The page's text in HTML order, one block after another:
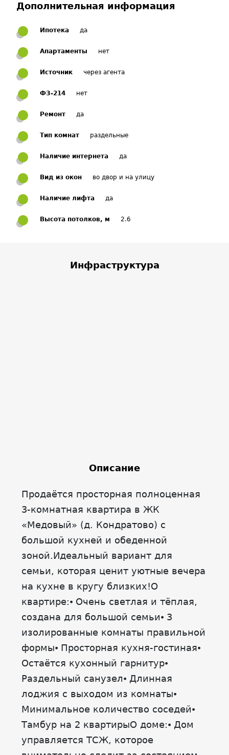
Дополнительная информация
Ипотека да
Апартаменты нет
Источник через агента
ФЗ-214 нет
Ремонт да
Тип комнат раздельные
Наличие интернета да
Вид из окон во двор и на улицу
Наличие лифта да
Высота потолков, м 2.6
Инфраструктура
Описание
Продаётся просторная полноценная
3-комнатная квартира в ЖК
«Медовый» (д. Кондратово) с
большой кухней и обеденной
зоной.Идеальный вариант для
семьи, которая ценит уютные вечера
на кухне в кругу близких!О
квартире:⦁ Очень светлая и тёплая,
создана для большой семьи⦁ 3
изолированные комнаты правильной
формы⦁ Просторная кухня-гостиная⦁
Остаётся кухонный гарнитур⦁
Раздельный санузел⦁ Длинная
лоджия с выходом из комнаты⦁
Минимальное количество соседей⦁
Тамбур на 2 квартирыО доме:⦁ Дом
управляется ТСЖ, которое